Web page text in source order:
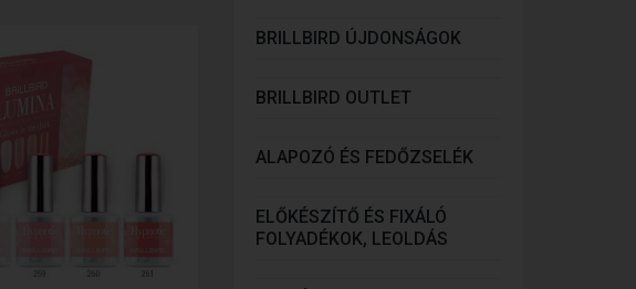
BRILLBIRD ÚJDONSÁGOK
BRILLBIRD OUTLET
ALAPOZÓ ÉS FEDŐZSELÉK
ELŐKÉSZÍTŐ ÉS FIXÁLÓ
FOLYADÉKOK, LEOLDÁS